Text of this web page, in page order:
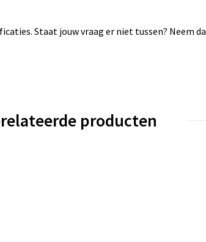
Staat jouw vraag er niet tussen? Neem
producten